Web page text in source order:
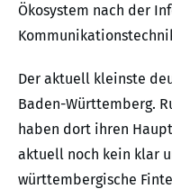
Ökosystem nach der
Der aktuell kleinste
Baden-Württemberg.
haben dort ihren
aktuell noch kein klar
württembergische